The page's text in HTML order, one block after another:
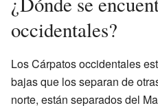
occidentales?
Los Cárpatos occidentales
bajas que los separan de
norte, están separados del